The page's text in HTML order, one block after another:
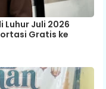
Luhur Juli 2026
Gratis ke